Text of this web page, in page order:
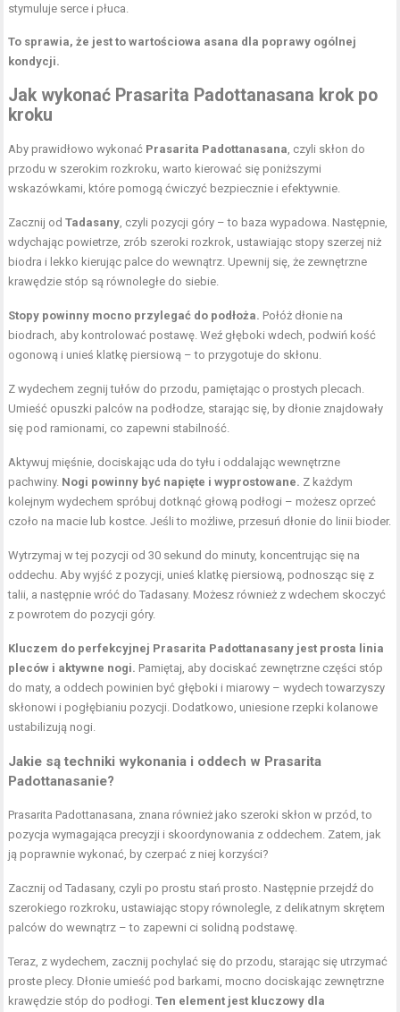
stymuluje serce i płuca.
To sprawia, że jest to wartościowa asana dla poprawy ogólnej
kondycji.
Jak wykonać Prasarita Padottanasana krok po
kroku
Aby prawidłowo wykonać Prasarita Padottanasana , czyli skłon do
przodu w szerokim rozkroku, warto kierować się poniższymi
wskazówkami, które pomogą ćwiczyć bezpiecznie i efektywnie.
Zacznij odTadasany , czyli pozycji góry – to baza wypadowa. Następnie,
wdychając powietrze, zrób szeroki rozkrok, ustawiając stopy szerzej niż
biodra i lekko kierując palce do wewnątrz. Upewnij się, że zewnętrzne
krawędzie stóp są równoległe do siebie.
Stopy powinny mocno przylegać do podłoża. Połóż dłonie na
biodrach, aby kontrolować postawę. Weź głęboki wdech, podwiń kość
ogonową i unieś klatkę piersiową – to przygotuje do skłonu.
Z wydechem zegnij tułów do przodu, pamiętając o prostych plecach.
Umieść opuszki palców na podłodze, starając się, by dłonie znajdowały
się pod ramionami, co zapewni stabilność.
Aktywuj mięśnie, dociskając uda do tyłu i oddalając wewnętrzne
pachwiny. Nogi powinny być napięte i wyprostowane. Z każdym
kolejnym wydechem spróbuj dotknąć głową podłogi – możesz oprzeć
czoło na macie lub kostce. Jeśli to możliwe, przesuń dłonie do linii bioder.
Wytrzymaj w tej pozycji od 30 sekund do minuty, koncentrując się na
oddechu. Aby wyjść z pozycji, unieś klatkę piersiową, podnosząc się z
talii, a następnie wróć do Tadasany. Możesz również z wdechem skoczyć
z powrotem do pozycji góry.
Kluczem do perfekcyjnej Prasarita Padottanasany jest prosta linia
pleców i aktywne nogi. Pamiętaj, aby dociskać zewnętrzne części stóp
do maty, a oddech powinien być głęboki i miarowy – wydech towarzyszy
skłonowi i pogłębianiu pozycji. Dodatkowo, uniesione rzepki kolanowe
ustabilizują nogi.
Jakie są techniki wykonania i oddech w Prasarita
Padottanasanie?
Prasarita Padottanasana, znana również jako szeroki skłon w przód, to
pozycja wymagająca precyzji i skoordynowania z oddechem. Zatem, jak
ją poprawnie wykonać, by czerpać z niej korzyści?
Zacznij od Tadasany, czyli po prostu stań prosto. Następnie przejdź do
szerokiego rozkroku, ustawiając stopy równolegle, z delikatnym skrętem
palców do wewnątrz – to zapewni ci solidną podstawę.
Teraz, z wydechem, zacznij pochylać się do przodu, starając się utrzymać
proste plecy. Dłonie umieść pod barkami, mocno dociskając zewnętrzne
krawędzie stóp do podłogi.Ten element jest kluczowy dla